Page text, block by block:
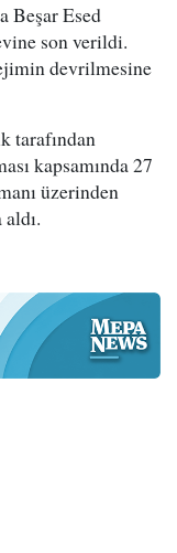
Beşar Esed
son verildi.
devrilmesine
tarafından
kapsamında 27
üzerinden